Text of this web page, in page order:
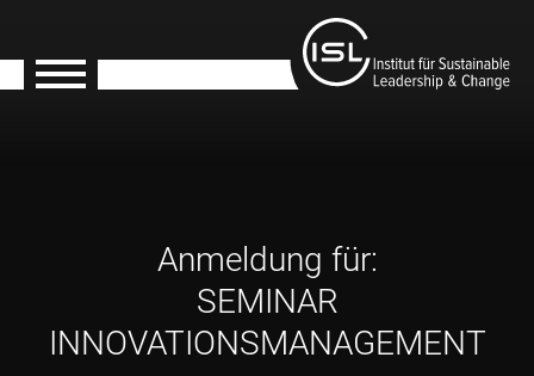
Anmeldung für:
SEMINAR
INNOVATIONSMANAGEMENT